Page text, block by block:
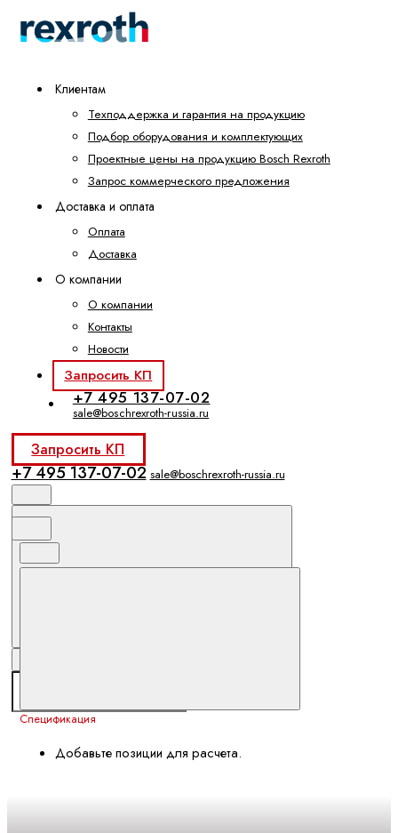
Клиентам
Техподдержка и гарантия на продукцию
Подбор оборудования и комплектующих
Проектные цены на продукцию Bosch Rexroth
Запрос коммерческого предложения
Доставка и оплата
Оплата
Доставка
О компании
О компании
Контакты
Новости
Запросить КП
+7 495 137-07-02
sale@boschrexroth-russia.ru
Запросить КП
+7 495 137-07-02 sale@boschrexroth-russia.ru
Спецификация
Добавьте позиции для расчета.